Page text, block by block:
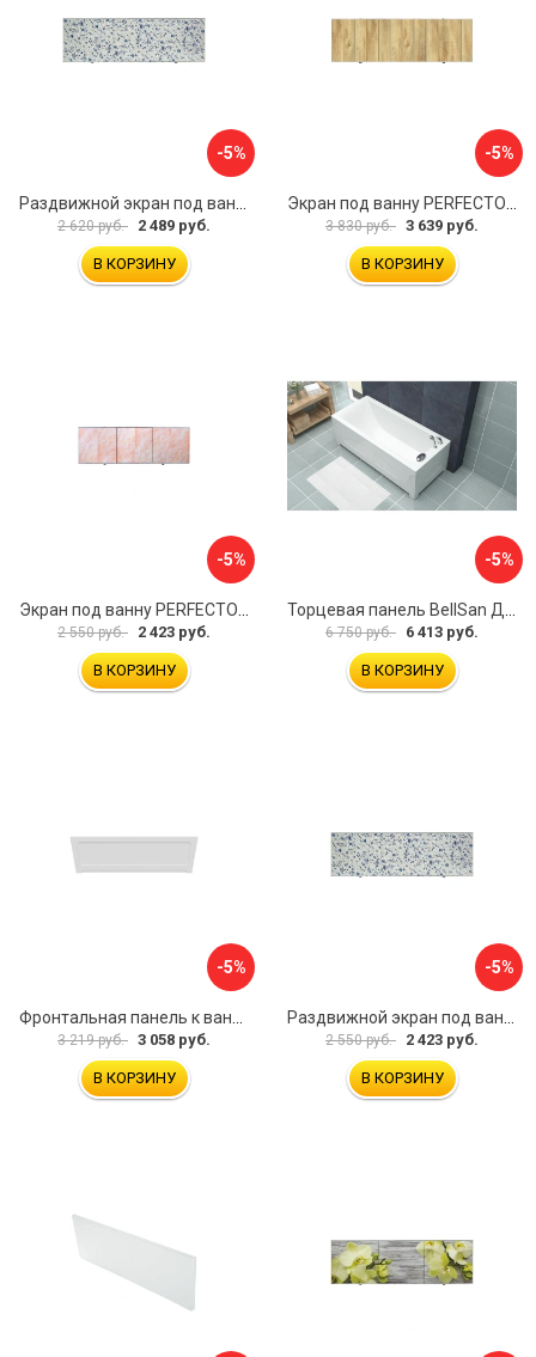
-5%
2 620 руб. 2 489 руб.
В КОРЗИНУ
-5%
3 830 руб. 3 639 руб.
В КОРЗИНУ
-5%
Экран под ванну PERFECTO LINEA 36-000157
2 550 руб. 2 423 руб.
В КОРЗИНУ
-5%
Торцевая панель BellSan Даниелла 4627171531049
6 750 руб. 6 413 руб.
В КОРЗИНУ
-5%
3 219 руб. 3 058 руб.
В КОРЗИНУ
-5%
2 550 руб. 2 423 руб.
В КОРЗИНУ